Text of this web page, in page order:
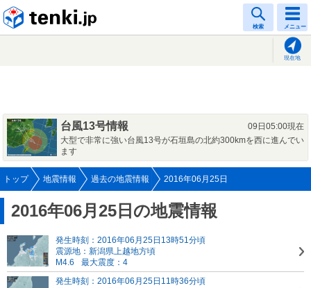
検索 メニュー
現在地
台風13号情報
09日05:00現在
大型で非常に強い台風13号が石垣島の北約300kmを西に進んでい
ます
トップ 地震情報 過去の地震情報 2016年06月25日
2016年06月25日の地震情報
発生時刻：2016年06月25日13時51分頃
震源地：新潟県上越地方頃
M4.6
最大震度：4
発生時刻：2016年06月25日11時36分頃